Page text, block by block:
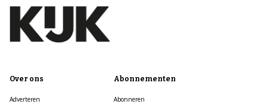
Over ons
Adverteren
Abonnementen
Abonneren